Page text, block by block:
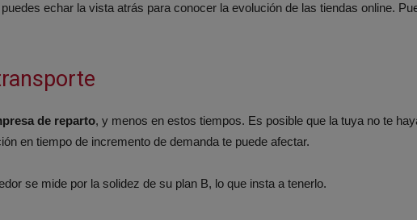
echar la vista atrás para conocer la evolución de las tiendas online.
de reparto, y menos en estos tiempos. Es posible que la tuya no te
en tiempo de incremento de demanda te puede afectar.
se mide por la solidez de su plan B, lo que insta a tenerlo.